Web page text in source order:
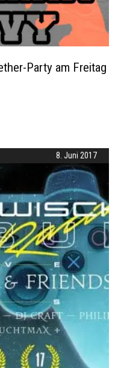
Party am Freitag
8. Juni 2017